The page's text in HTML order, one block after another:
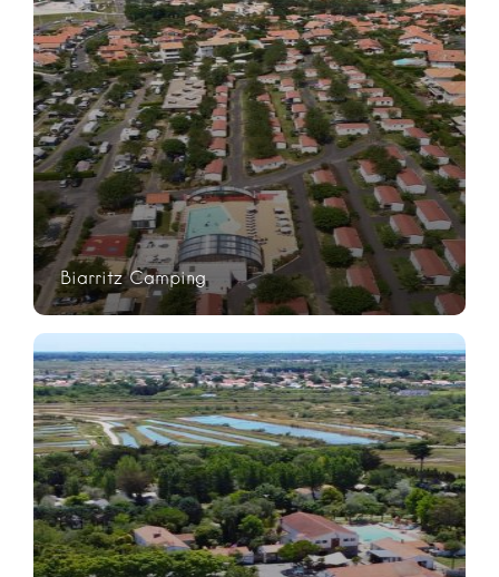
Biarritz Camping